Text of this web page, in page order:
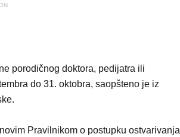
porodičnog doktora, pedijatra ili
do 31. oktobra, saopšteno je iz
Pravilnikom o postupku ostvarivanja